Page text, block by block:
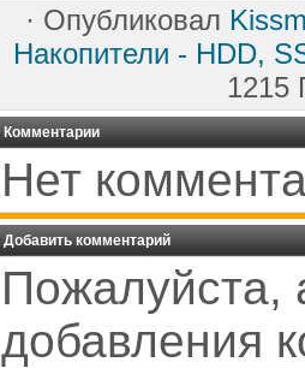
· Опубликовал
Накопители - HDD,
1215
Комментарии
Нет
Добавить комментарий
Пожалуйста,
добавления